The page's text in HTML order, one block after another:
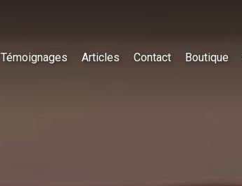
Témoignages Articles Contact Boutique